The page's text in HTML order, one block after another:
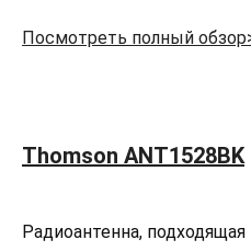
Посмотреть полный
Thomson ANT1528BK
Радиоантенна,